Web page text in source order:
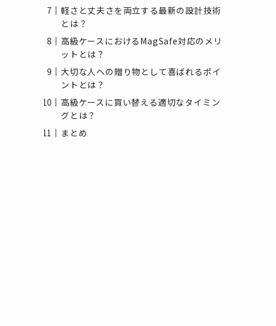
軽さと丈夫さを両立する最新の設計技術
とは？
高級ケースにおけるMagSafe対応のメリ
ットとは？
大切な人への贈り物として喜ばれるポイ
ントとは？
高級ケースに買い替える適切なタイミン
グとは？
まとめ